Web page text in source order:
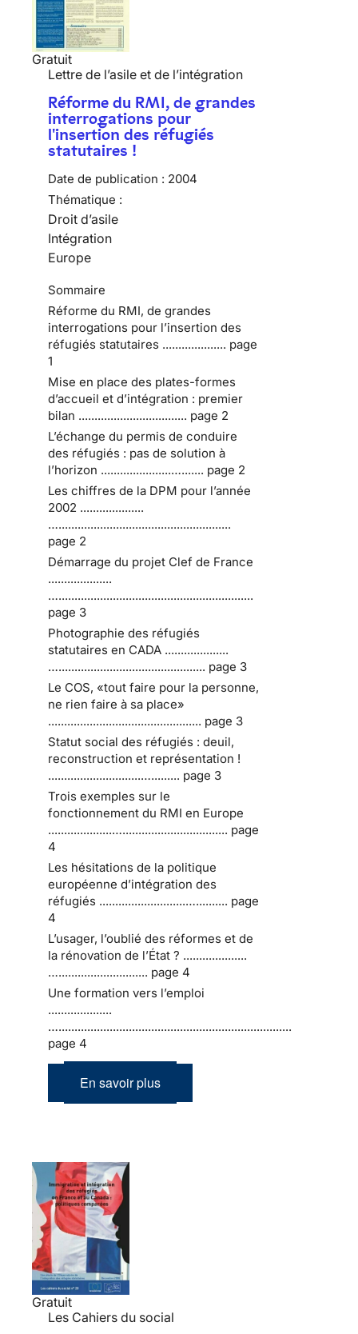
Gratuit
Lettre de l’asile et de l’intégration
Réforme du RMI, de grandes
interrogations pour
l'insertion des réfugiés
statutaires !
Date de publication : 2004
Thématique :
Droit d’asile
Intégration
Europe
Sommaire
Réforme du RMI, de grandes
interrogations pour l’insertion des
réfugiés statutaires .................... page
1
Mise en place des plates-formes
d’accueil et d’intégration : premier
bilan .................................. page 2
L’échange du permis de conduire
des réfugiés : pas de solution à
l’horizon ......................…....... page 2
Les chiffres de la DPM pour l’année
2002 ....................
…......................................................
page 2
Démarrage du projet Clef de France
....................
….............................................................
page 3
Photographie des réfugiés
statutaires en CADA ....................
….............................................. page 3
Le COS, «tout faire pour la personne,
ne rien faire à sa place»
................................................ page 3
Statut social des réfugiés : deuil,
reconstruction et représentation !
.............................…......... page 3
Trois exemples sur le
fonctionnement du RMI en Europe
....................…................................. page
4
Les hésitations de la politique
européenne d’intégration des
réfugiés ...........................….......... page
4
L’usager, l’oublié des réformes et de
la rénovation de l’État ? ....................
…............................ page 4
Une formation vers l’emploi
....................
….........................................................................
page 4
En savoir plus
Gratuit
Les Cahiers du social